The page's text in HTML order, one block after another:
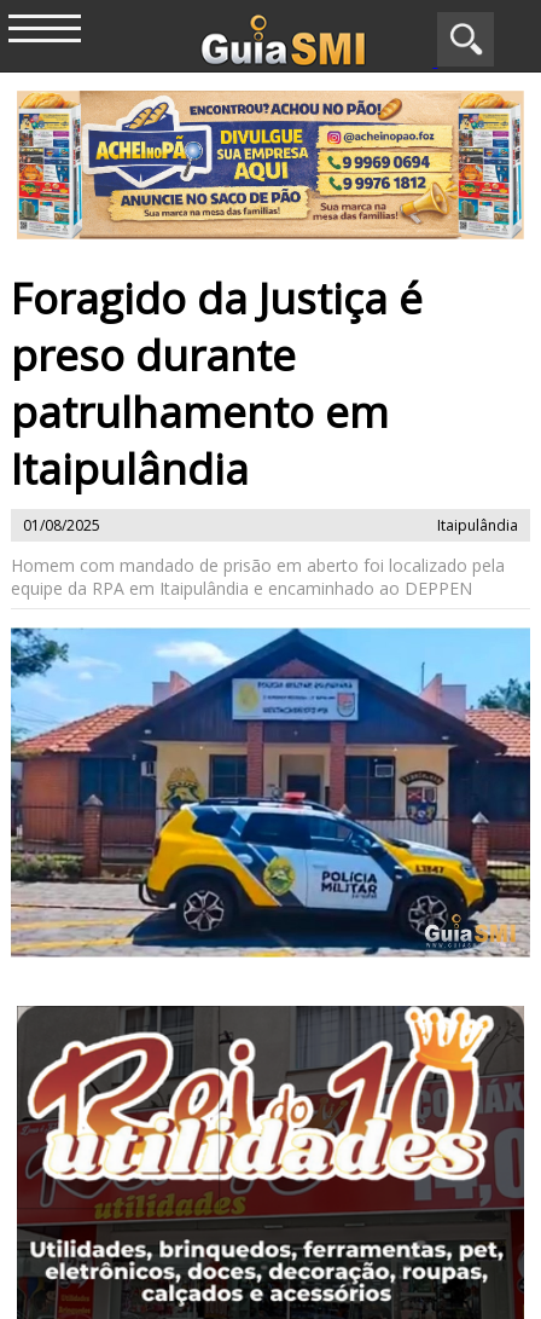
Foragido da Justiça é
preso durante
patrulhamento em
Itaipulândia
01/08/2025 Itaipulândia
Homem com mandado de prisão em aberto foi localizado pela
equipe da RPA em Itaipulândia e encaminhado ao DEPPEN